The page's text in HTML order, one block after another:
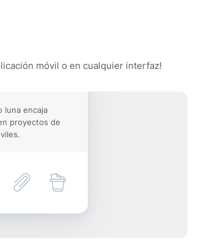
móvil o en cualquier interfaz!
luna encaja
proyectos de